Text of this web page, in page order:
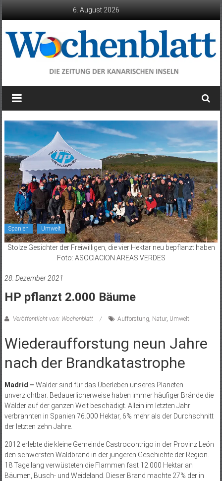
6. August 2026
Wochenblatt
die
Kanarischen
Inseln
Spanien Umwelt
Stolze Gesichter der Freiwilligen, die vier Hektar neu bepflanzt haben
Foto: ASOCIACION AREAS VERDES
28. Dezember 2021
HP pflanzt 2.000 Bäume
Veröffentlicht von: Wochenblatt Aufforstung Natur, Umwelt
Wiederaufforstung neun Jahre
nach der Brandkatastrophe
Madrid – Wälder sind für das Überleben unseres Planeten
unverzichtbar. Bedauerlicherweise haben immer häufiger Brände die
Wälder auf der ganzen Welt beschädigt. Allein im letzten Jahr
verbrannten in Spanien 76.000 Hektar, 6% mehr als der Durchschnitt
der letzten zehn Jahre.
2012 erlebte die kleine Gemeinde Castrocontrigo in der Provinz León
den schwersten Waldbrand in der jüngeren Geschichte der Region.
18 Tage lang verwüsteten die Flammen fast 12.000 Hektar an
Bäumen, Busch- und Weideland. Dieser Brand machte 27% der in